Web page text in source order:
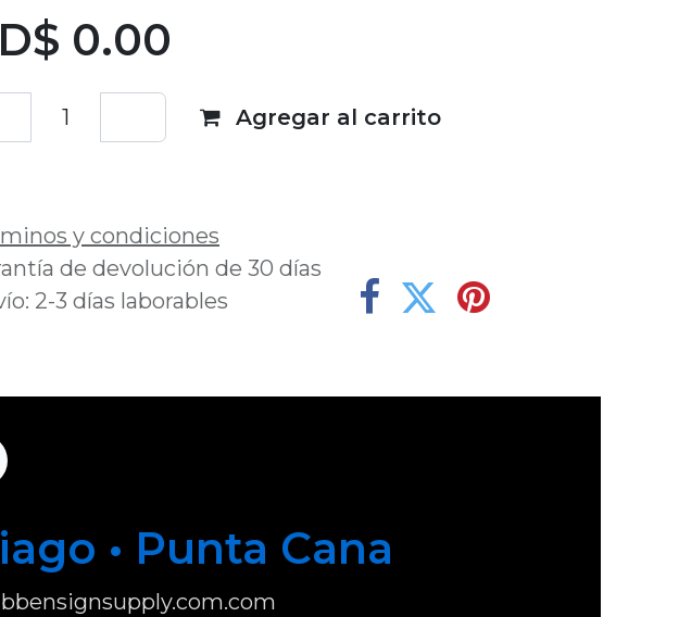
0.00
Agregar al carrito
y condiciones
de devolución de 30 días
2-3 días laborables
• Punta Cana